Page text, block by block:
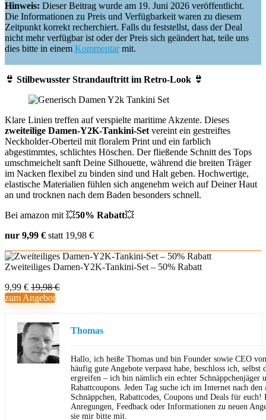
Hinweis: Dieser Beitrag wurde am 19. Juni 2026 veröffentlicht.
Die Informationen zu Preis und Verfügbarkeit waren zu diesem
Zeitpunkt korrekt recherchiert. Falls du feststellst, dass der Deal
nicht mehr verfügbar ist oder der Preis sich geändert hat, teile uns
dies bitte in einem Kommentarmit.
👙 Stilbewusster Strandauftritt im Retro-Look 👙
Klare Linien treffen auf verspielte maritime Akzente. Dieses
zweiteilige Damen-Y2K-Tankini-Set vereint ein gestreiftes
Neckholder-Oberteil mit floralem Print und ein farblich
abgestimmtes, schlichtes Höschen. Der fließende Schnitt des Tops
umschmeichelt sanft Deine Silhouette, während die breiten Träger
im Nacken flexibel zu binden sind und Halt geben. Hochwertige,
elastische Materialien fühlen sich angenehm weich auf Deiner Haut
an und trocknen nach dem Baden besonders schnell.
Bei amazon mit 💥50% Rabatt💥
nur 9,99 € statt 19,98 €
Zweiteiliges Damen-Y2K-Tankini-Set – 50% Rabatt
9,99 € 19,98 €
zum Angebot
Thomas
Hallo, ich heiße Thomas und bin Founder sowie CEO
häufig gute Angebote verpasst habe, beschloss ich,
ergreifen – ich bin nämlich ein echter Schnäppchenjäger
Rabattcoupons. Jeden Tag suche ich im Internet nach den
Schnäppchen, Rabattcodes, Coupons und Deals für euch!
Anregungen, Feedback oder Informationen zu neuen
sie mir bitte mit.